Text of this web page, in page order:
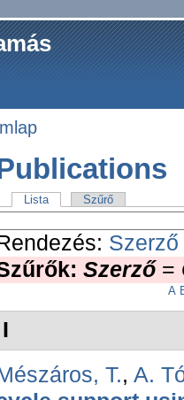
Lista Szűrő
Szerző
Szerző =
A
I
T., A.